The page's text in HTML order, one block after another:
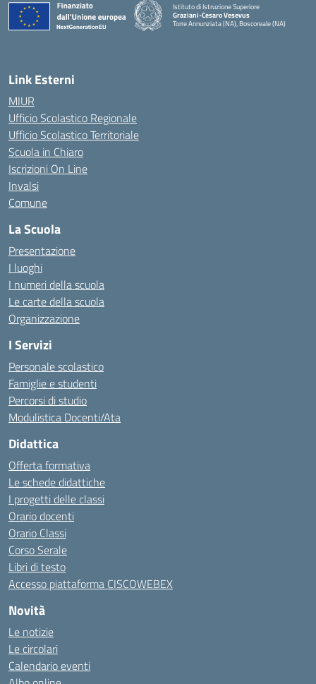
Istituto di Istruzione Superiore
Graziani-Cesaro Vesevus
Torre Annunziata (NA), Boscoreale (NA)
Link Esterni
MIUR
Ufficio Scolastico Regionale
Ufficio Scolastico Territoriale
Scuola in Chiaro
Iscrizioni On Line
Invalsi
Comune
La Scuola
Presentazione
I luoghi
I numeri della scuola
Le carte della scuola
Organizzazione
I Servizi
Personale scolastico
Famiglie e studenti
Percorsi di studio
Modulistica Docenti/Ata
Didattica
Offerta formativa
Le schede didattiche
I progetti delle classi
Orario docenti
Orario Classi
Corso Serale
Libri di testo
Accesso piattaforma CISCOWEBEX
Novità
Le notizie
Le circolari
Calendario eventi